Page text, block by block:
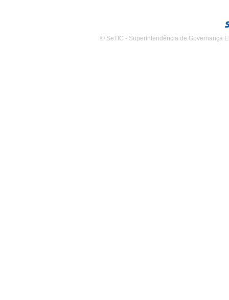
© SeTIC - Superintendência de Governança